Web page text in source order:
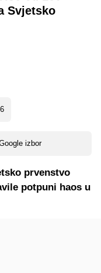
Svjetsko
izbor
prvenstvo
potpuni haos u